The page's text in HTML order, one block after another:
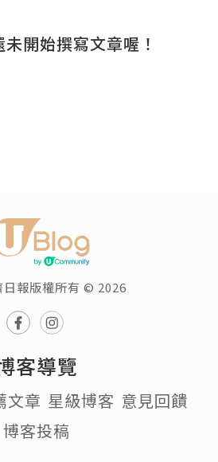
開始撰寫文章喔！
日報版權所有 © 2026
客導覽
文章 星級博客 意見回饋
博客投稿